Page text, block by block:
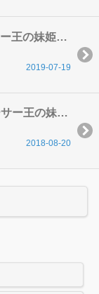
金色のマビノギオン ─アーサー王の妹姫─ 3
2019-07-19
金色のマビノギオン ―アーサー王の妹姫― 2巻
2018-08-20